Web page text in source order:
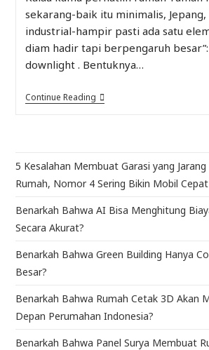
sekarang-baik itu minimalis, Jepang,
industrial-hampir pasti ada satu
diam hadir tapi berpengaruh
downlight . Bentuknya…
Continue Reading
5 Kesalahan Membuat Garasi yang
Rumah, Nomor 4 Sering Bikin Mobil Cepat
Benarkah Bahwa AI Bisa Menghitung
Secara Akurat?
Benarkah Bahwa Green Building Hanya
Besar?
Benarkah Bahwa Rumah Cetak 3D Akan
Depan Perumahan Indonesia?
Benarkah Bahwa Panel Surya Membuat